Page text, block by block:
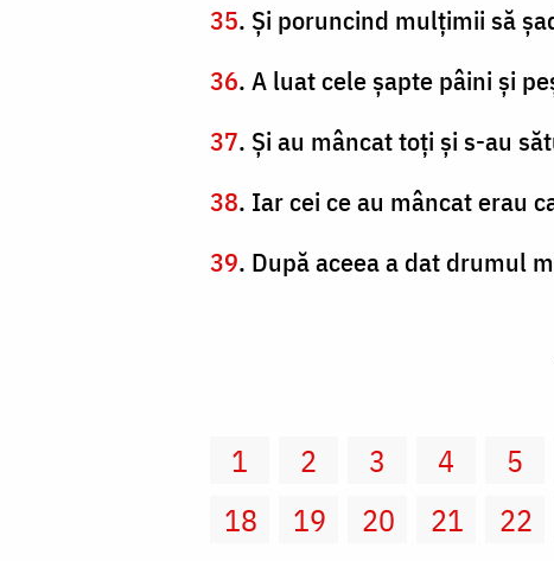
35. Şi poruncind mulţimii să
36. A luat cele şapte pâini şi
37. Şi au mâncat toţi şi s-au
38. Iar cei ce au mâncat erau
39. După aceea a dat drumul
1 2 3 4 5
18
19 20 21 22